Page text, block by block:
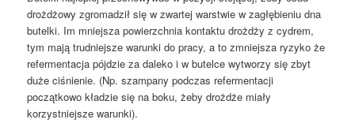
drożdżowy zgromadził się w zwartej warstwie w zagłębieniu dna
butelki. Im mniejsza powierzchnia kontaktu drożdży z cydrem,
tym mają trudniejsze warunki do pracy, a to zmniejsza ryzyko że
refermentacja pójdzie za daleko i w butelce wytworzy się zbyt
duże ciśnienie. (Np. szampany podczas refermentacji
początkowo kładzie się na boku, żeby drożdże miały
korzystniejsze warunki).